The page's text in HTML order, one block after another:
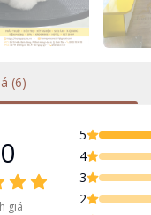
(6)
giá
5
4
3
2